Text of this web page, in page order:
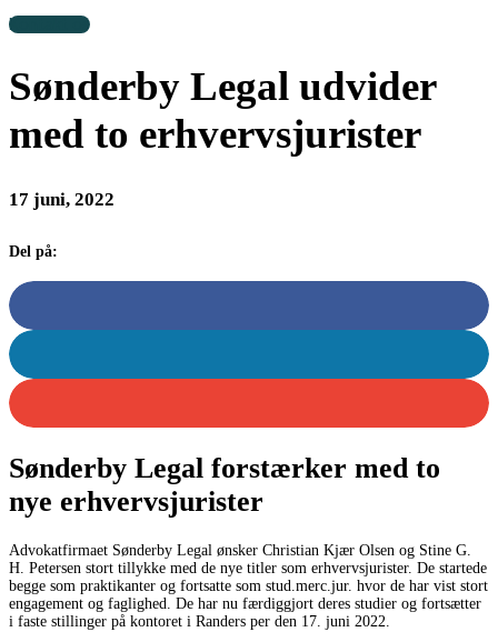
Kontakt os
Sønderby Legal udvider
med to erhvervsjurister
17 juni, 2022
Del på:
Sønderby Legal forstærker med to
nye erhvervsjurister
Advokatfirmaet Sønderby Legal ønsker Christian Kjær Olsen og Stine G.
H. Petersen stort tillykke med de nye titler som erhvervsjurister. De startede
begge som praktikanter og fortsatte som stud.merc.jur. hvor de har vist stort
engagement og faglighed. De har nu færdiggjort deres studier og fortsætter
i faste stillinger på kontoret i Randers per den 17. juni 2022.